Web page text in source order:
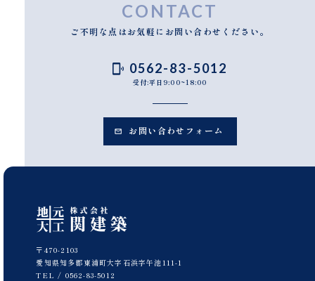
CONTACT
ご不明な点はお気軽にお問い合わせください。
0562-83-5012
受付:平日9:00~18:00
お問い合わせフォーム
〒470-2103
愛知県知多郡東浦町大字石浜字午池111-1
TEL / 0562-83-5012